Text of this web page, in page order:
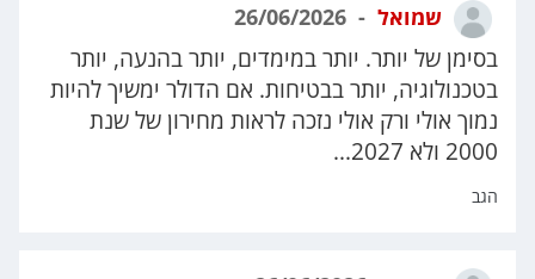
שמואל
בסימן של יותר. יותר במימדים, יותר בהנעה, יותר
בטכנולוגיה, יותר בבטיחות. אם הדולר ימשיך להיות
נמוך אולי ורק אולי נזכה לראות מחירון של שנת
2000 ולא 2027...
הגב